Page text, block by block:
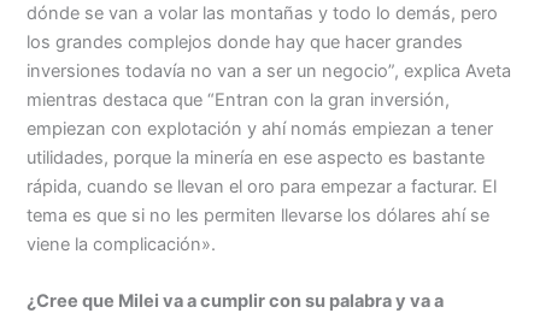
dónde se van a volar las montañas y todo lo demás, pero
los grandes complejos donde hay que hacer grandes
inversiones todavía no van a ser un negocio”, explica Aveta
mientras destaca que “Entran con la gran inversión,
empiezan con explotación y ahí nomás empiezan a tener
utilidades, porque la minería en ese aspecto es bastante
rápida, cuando se llevan el oro para empezar a facturar. El
tema es que si no les permiten llevarse los dólares ahí se
viene la complicación».
¿Cree que Milei va a cumplir con su palabra y va a